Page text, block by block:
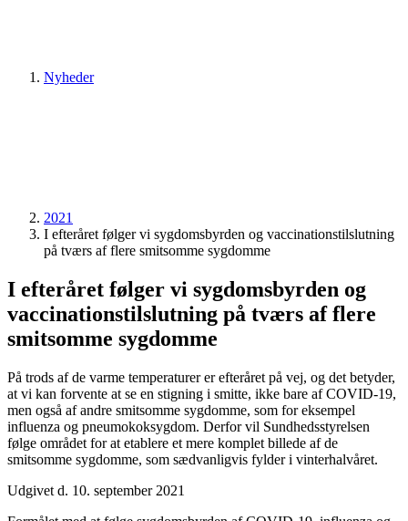
Nyheder
2021
I efteråret følger vi sygdoms­byrden og vaccinations­tilslutning
på tværs af flere smitsomme sygdomme
I efteråret følger vi sygdoms­byrden og
vaccinations­tilslutning på tværs af flere
smitsomme sygdomme
På trods af de varme temperaturer er efteråret på vej, og det betyder,
at vi kan forvente at se en stigning i smitte, ikke bare af COVID-19,
men også af andre smitsomme sygdomme, som for eksempel
influenza og pneumokoksygdom. Derfor vil Sundhedsstyrelsen
følge området for at etablere et mere komplet billede af de
smitsomme sygdomme, som sædvanligvis fylder i vinterhalvåret.
Udgivet d. 10. september 2021